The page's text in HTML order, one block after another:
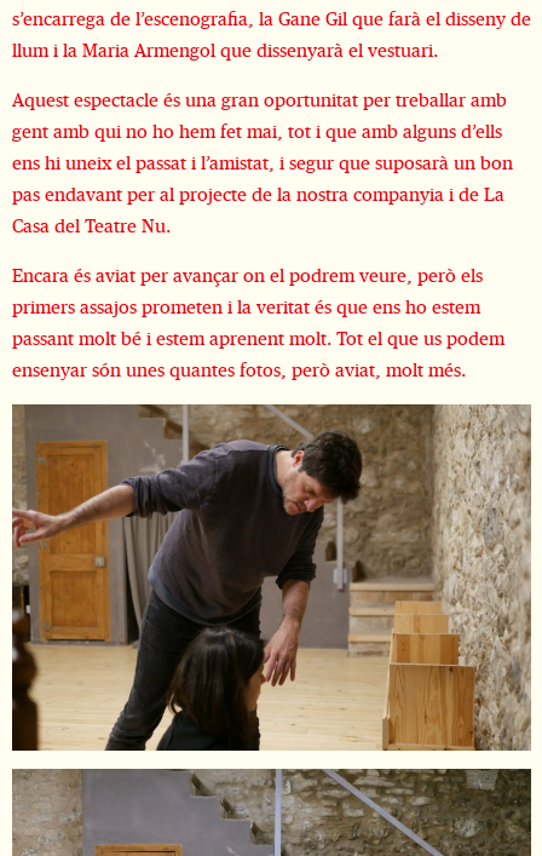
s’encarrega de l’escenografia, la Gane Gil que farà el disseny de
llum i la Maria Armengol que dissenyarà el vestuari.
Aquest espectacle és una gran oportunitat per treballar amb
gent amb qui no ho hem fet mai, tot i que amb alguns d’ells
ens hi uneix el passat i l’amistat, i segur que suposarà un bon
pas endavant per al projecte de la nostra companyia i de La
Casa del Teatre Nu.
Encara és aviat per avançar on el podrem veure, però els
primers assajos prometen i la veritat és que ens ho estem
passant molt bé i estem aprenent molt. Tot el que us podem
ensenyar són unes quantes fotos, però aviat, molt més.